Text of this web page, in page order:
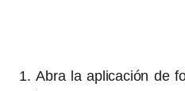
1. Abra la aplicación de